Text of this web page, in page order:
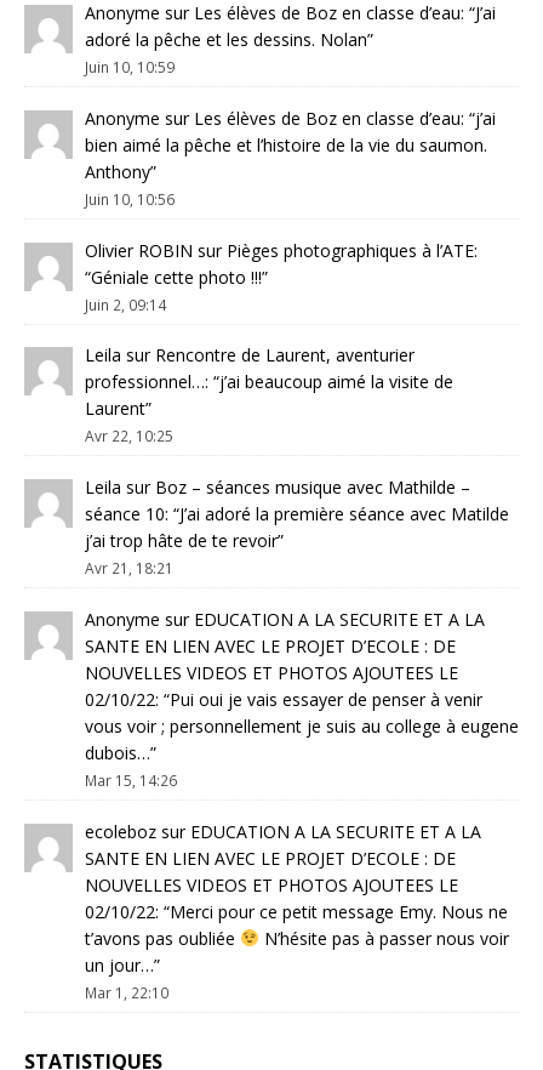
Anonyme sur Les élèves de Boz en classe d’eau: “J’ai
adoré la pêche et les dessins. Nolan”
Juin 10, 10:59
Anonyme sur Les élèves de Boz en classe d’eau: “j’ai
bien aimé la pêche et l’histoire de la vie du saumon.
Anthony”
Juin 10, 10:56
Olivier ROBIN sur Pièges photographiques à l’ATE:
“Géniale cette photo !!!”
Juin 2, 09:14
Leila sur Rencontre de Laurent, aventurier
professionnel…: “j’ai beaucoup aimé la visite de
Laurent”
Avr 22, 10:25
Leila sur Boz – séances musique avec Mathilde –
séance 10: “J’ai adoré la première séance avec Matilde
j’ai trop hâte de te revoir”
Avr 21, 18:21
Anonyme sur EDUCATION A LA SECURITE ET A LA
SANTE EN LIEN AVEC LE PROJET D’ECOLE : DE
NOUVELLES VIDEOS ET PHOTOS AJOUTEES LE
02/10/22: “Pui oui je vais essayer de penser à venir
vous voir ; personnellement je suis au college à eugene
dubois…”
Mar 15, 14:26
ecoleboz sur EDUCATION A LA SECURITE ET A LA
SANTE EN LIEN AVEC LE PROJET D’ECOLE : DE
NOUVELLES VIDEOS ET PHOTOS AJOUTEES LE
02/10/22: “Merci pour ce petit message Emy. Nous ne
t’avons pas oubliée
N’hésite pas à passer nous voir
un jour…”
Mar 1, 22:10
STATISTIQUES